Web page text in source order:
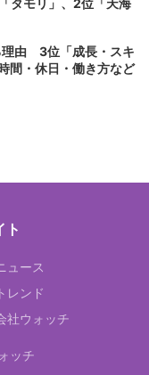
タモリ」、2位「天海
理由 3位「成長・スキ
間・休日・働き方など
ト
ュース
レンド
社ウォッチ
ッチ